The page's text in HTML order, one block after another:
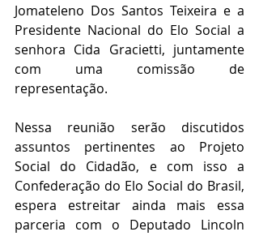
Jomateleno Dos Santos Teixeira e a
Presidente Nacional do Elo Social a
senhora Cida Gracietti, juntamente
com uma comissão de
representação.
Nessa reunião serão discutidos
assuntos pertinentes ao Projeto
Social do Cidadão, e com isso a
Confederação do Elo Social do Brasil,
espera estreitar ainda mais essa
parceria com o Deputado Lincoln